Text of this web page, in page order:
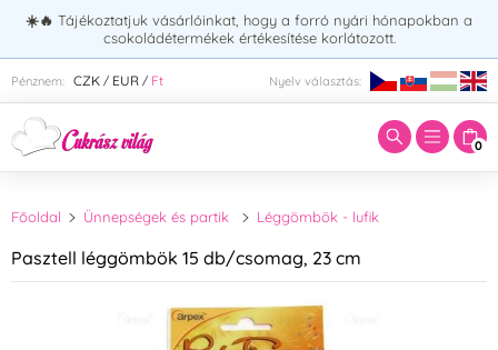
☀️🔥 Tájékoztatjuk vásárlóinkat, hogy a forró nyári hónapokban a
csokoládétermékek értékesítése korlátozott.
Pénznem: CZK / EUR / Ft Nyelv választás:
0
Adja meg a keresett kifejezést:
Főoldal Ünnepségek és partik Léggömbök - lufik
Pasztell léggömbök 15 db/csomag, 23 cm